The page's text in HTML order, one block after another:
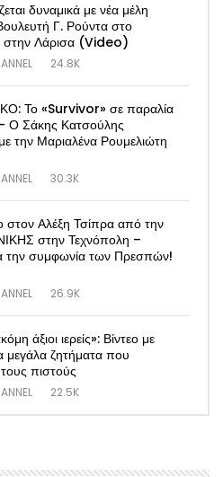
δυναμικά με νέα μέλη
Γ. Ρούντα στο
στην Λάρισα (Video)
24.8K
Το «Survivor» σε παραλία
Ο Σάκης Κατσούλης
την Μαριαλένα Ρουμελιώτη
30.3K
στον Αλέξη Τσίπρα από την
στην Τεχνόπολη –
την συμφωνία των Πρεσπών!
26.9K
άξιοι ιερείς»: Βίντεο με
μεγάλα ζητήματα που
πιστούς
22.5K